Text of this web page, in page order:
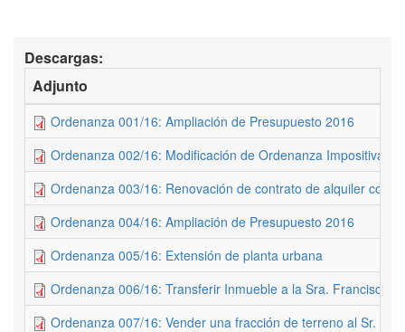
Descargas:
Adjunto
Ordenanza 001/16: Ampliación de Presupuesto 2016
Ordenanza 002/16: Modificación de Ordenanza Impositiva
Ordenanza 003/16: Renovación de contrato de alquiler con
Ordenanza 004/16: Ampliación de Presupuesto 2016
Ordenanza 005/16: Extensión de planta urbana
Ordenanza 006/16: Transferir Inmueble a la Sra. Francisca
Ordenanza 007/16: Vender una fracción de terreno al Sr.